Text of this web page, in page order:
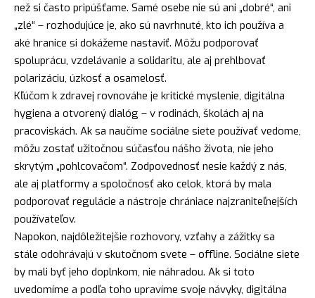
než si často pripúšťame. Samé osebe nie sú ani „dobré“, ani
„zlé“ – rozhodujúce je, ako sú navrhnuté, kto ich používa a
aké hranice si dokážeme nastaviť. Môžu podporovať
spoluprácu, vzdelávanie a solidaritu, ale aj prehlbovať
polarizáciu, úzkosť a osamelosť.
Kľúčom k zdravej rovnováhe je kritické myslenie, digitálna
hygiena a otvorený dialóg – v rodinách, školách aj na
pracoviskách. Ak sa naučíme sociálne siete používať vedome,
môžu zostať užitočnou súčasťou nášho života, nie jeho
skrytým „pohlcovačom“. Zodpovednosť nesie každý z nás,
ale aj platformy a spoločnosť ako celok, ktorá by mala
podporovať regulácie a nástroje chrániace najzraniteľnejších
používateľov.
Napokon, najdôležitejšie rozhovory, vzťahy a zážitky sa
stále odohrávajú v skutočnom svete – offline. Sociálne siete
by mali byť jeho doplnkom, nie náhradou. Ak si toto
uvedomíme a podľa toho upravíme svoje návyky, digitálna